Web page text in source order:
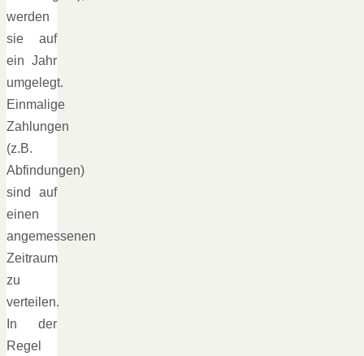
werden
sie auf
ein Jahr
umgelegt.
Einmalige
Zahlungen
(z.B.
Abfindungen)
sind auf
einen
angemessenen
Zeitraum
zu
verteilen.
In der
Regel